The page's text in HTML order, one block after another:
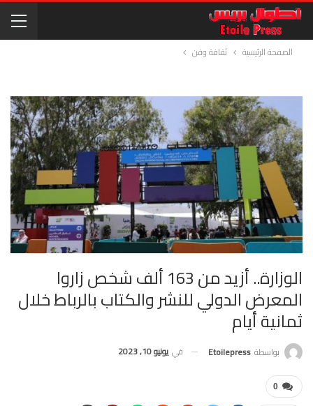
الصفحة الرئيسية ثقافة وفن
الوزارة.. أزيد من 163 ألف شخص زاروا
المعرض الدولي للنشر والكتاب بالرباط خلال
ثمانية أيام
بواسطة Etoilepress في يونيو 10, 2023
0